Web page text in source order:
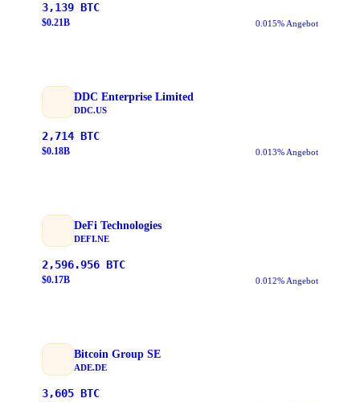
3,139 BTC
$0.21B 0.015% Angebot
DDC Enterprise Limited
DDC.US
2,714 BTC
$0.18B 0.013% Angebot
DeFi Technologies
DEFI.NE
2,596.956 BTC
$0.17B 0.012% Angebot
Bitcoin Group SE
ADE.DE
3,605 BTC